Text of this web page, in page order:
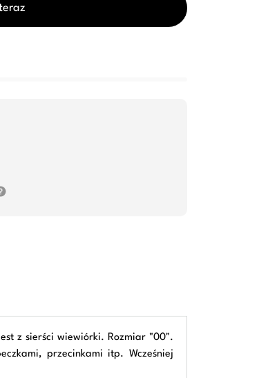
z sierści wiewiórki. Rozmiar "00".
przecinkami itp. Wcześniej